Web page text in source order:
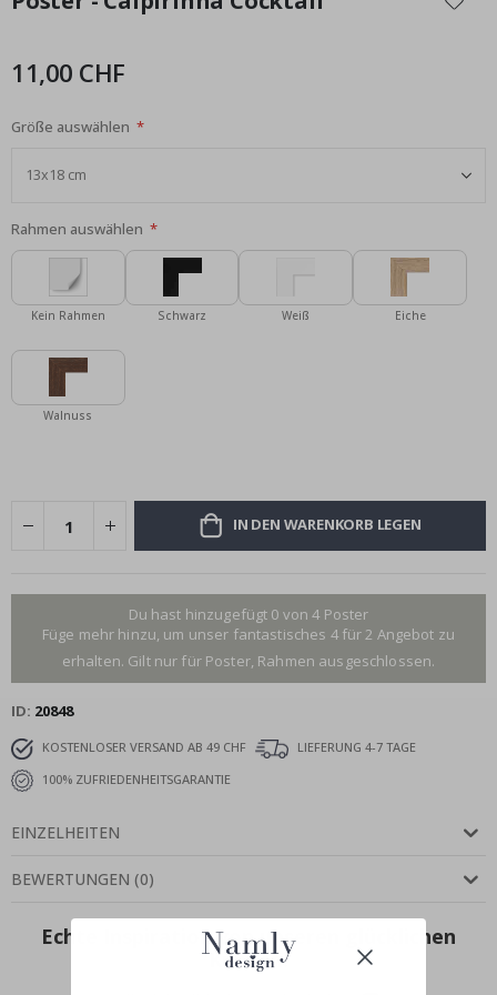
der
11,00 CHF
Größe auswählen
Rahmen auswählen
Kein Rahmen Schwarz Weiß Eiche
Walnuss
IN DEN WARENKORB LEGEN
Du hast hinzugefügt 0 von 4 Poster
Füge mehr hinzu, um unser fantastisches 4 für 2 Angebot zu
erhalten. Gilt nur für Poster, Rahmen ausgeschlossen.
ID 20848
KOSTENLOSER VERSAND AB 49 CHF
LIEFERUNG 4-7 TAGE
100% ZUFRIEDENHEITSGARANTIE
EINZELHEITEN
BEWERTUNGEN (0)
Echte Inspiration von unseren glücklichen
Kunden!